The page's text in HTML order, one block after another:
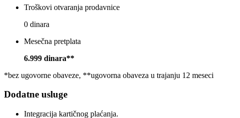
Troškovi otvaranja prodavnice
0 dinara
Mesečna pretplata
6.999 dinara**
*bez ugovorne obaveze, **ugovorna obaveza u trajanju 12 meseci
Dodatne usluge
Integracija kartičnog plaćanja.